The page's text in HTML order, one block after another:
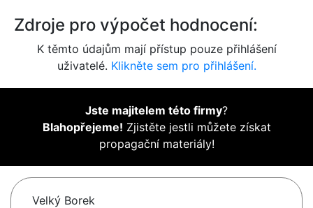
Zdroje pro výpočet hodnocení:
K těmto údajům mají přístup pouze přihlášení
uživatelé. Klikněte sem pro přihlášení.
Jste majitelem této firmy?
Blahopřejeme! Zjistěte jestli můžete získat
propagační materiály!
Velký Borek